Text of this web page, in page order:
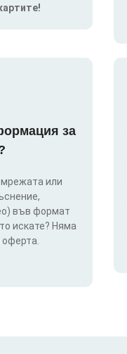
за
или
във формат
искате? Няма
оферта.